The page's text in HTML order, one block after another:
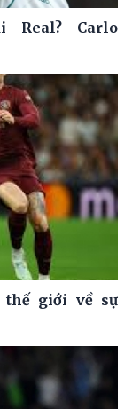
Real? Carlo
thế giới về sự